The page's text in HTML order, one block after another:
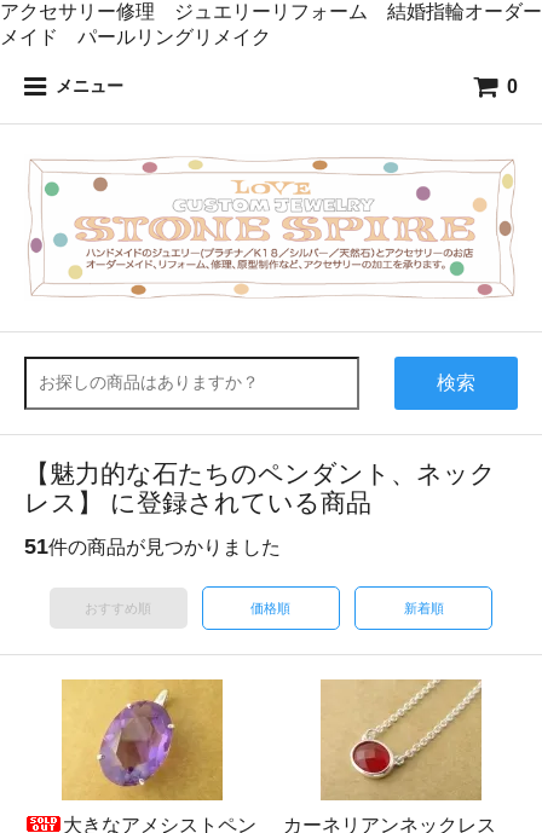
アクセサリー修理 ジュエリーリフォーム 結婚指輪オーダー
メイド パールリングリメイク
メニュー 0
検索
【魅力的な石たちのペンダント、ネック
レス】 に登録されている商品
51件の商品が見つかりました
おすすめ順 価格順 新着順
大きなアメシストペン
カーネリアンネックレス